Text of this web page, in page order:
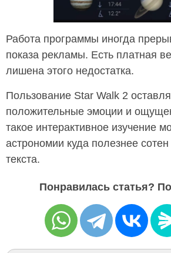
Работа программы иногда
показа рекламы. Есть платная
лишена этого недостатка.
Пользование Star Walk 2
положительные эмоции и
такое интерактивное изучение
астрономии куда полезнее сотен
текста.
Понравилась статья?